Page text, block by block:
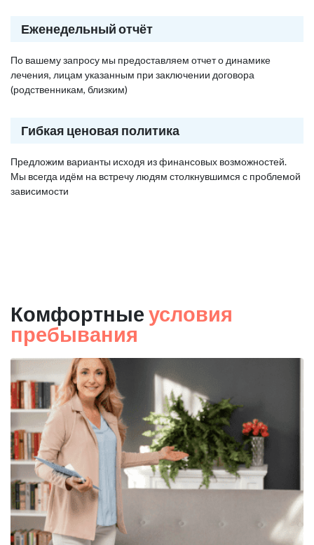
Еженедельный отчёт
По вашему запросу мы предоставляем отчет о динамике
лечения, лицам указанным при заключении договора
(родственникам, близким)
Гибкая ценовая политика
Предложим варианты исходя из финансовых возможностей.
Мы всегда идём на встречу людям столкнувшимся с проблемой
зависимости
Комфортные условия
пребывания